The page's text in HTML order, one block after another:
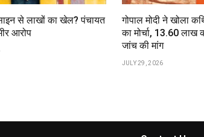
से लाखों का खेल? पंचायत
आरोप
गोपाल मोदी ने खोला
का मोर्चा, ₹13.60 लाख
जांच की मांग
JULY 29, 2026